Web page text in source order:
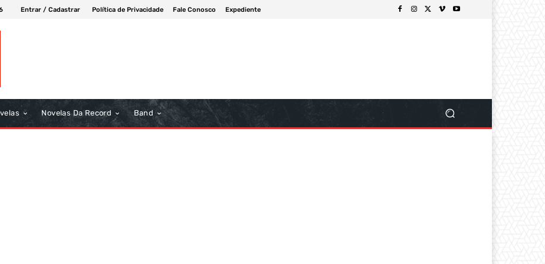
Entrar / Cadastrar Política de Privacidade Fale Conosco Expediente
Novelas Da Record Band